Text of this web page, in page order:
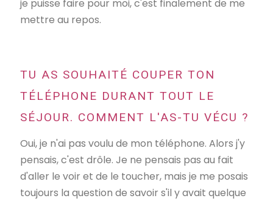
je puisse faire pour moi, c'est finalement de me
mettre au repos.
TU AS SOUHAITÉ COUPER TON
TÉLÉPHONE DURANT TOUT LE
SÉJOUR. COMMENT L'AS-TU VÉCU ?
Oui, je n'ai pas voulu de mon téléphone. Alors j'y
pensais, c'est drôle. Je ne pensais pas au fait
d'aller le voir et de le toucher, mais je me posais
toujours la question de savoir s'il y avait quelque